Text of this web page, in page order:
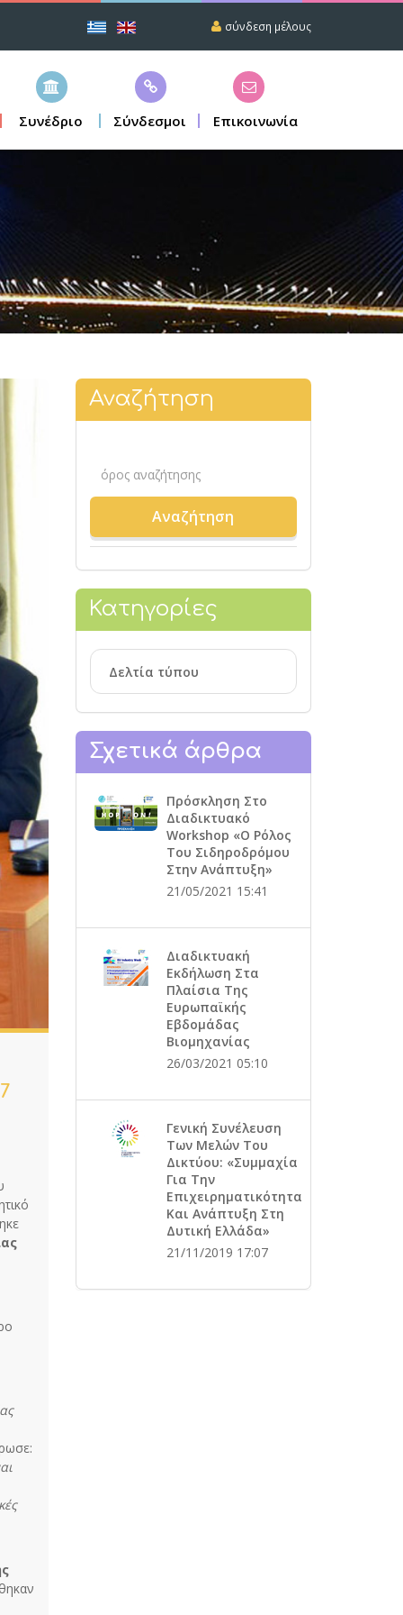
σύνδεση μέλους
Συνέδριο Σύνδεσμοι Επικοινωνία
Αναζήτηση
Κατηγορίες
Δελτία τύπου
Σχετικά άρθρα
Πρόσκληση Στο
Διαδικτυακό
Workshop «Ο Ρόλος
Του Σιδηροδρόμου
Στην Ανάπτυξη»
21/05/2021 15:41
Διαδικτυακή
Εκδήλωση Στα
Πλαίσια Της
Ευρωπαϊκής
Εβδομάδας
Βιομηχανίας
26/03/2021 05:10
Γενική Συνέλευση
Των Μελών Του
Δικτύου: «Συμμαχία
Για Την
Επιχειρηματικότητα
Και Ανάπτυξη Στη
Δυτική Ελλάδα»
21/11/2019 17:07